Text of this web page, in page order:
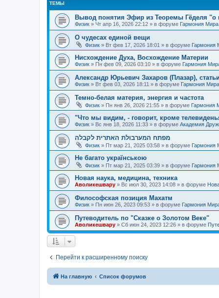
ТЕМЫ
Вывод понятия Эфир из Теоремы Гёделя "о
Физик » Чт апр 16, 2026 22:12 » в форуме Гармония Мира
О чудесах единой вещи
Физик » Вт фев 17, 2026 18:01 » в форуме Гармония
Нисхождение Духа, Восхождение Материи
Физик » Пн фев 09, 2026 03:10 » в форуме Гармония
Александр Юрьевич Захаров (Плазар), статьи
Физик » Вт фев 03, 2026 18:11 » в форуме Гармония Мира
Темно-белая материя, энергия и частота
Физик » Пн янв 26, 2026 21:55 » в форуме Гармония
"Что мы видим, - говорит, кроме
Физик » Вс янв 18, 2026 11:33 » в форуме Академия
מפתח המערבולת האתרית לקבלה
Физик » Пт мар 21, 2025 03:58 » в форуме Гармония
Не багато українською
Физик » Пт мар 21, 2025 03:39 » в форуме Гармония
Новая наука, медицина, техника
Аволикешвару » Вс июл 30, 2023 14:08 » в форуме
Философская позиция Махатм
Физик » Пн июн 26, 2023 09:53 » в форуме Гармония
Путеводитель по "Сказке о Золотом Веке"
Аволикешвару » Сб июн 24, 2023 12:26 » в форуме
Перейти к расширенному поиску
На главную Список форумов